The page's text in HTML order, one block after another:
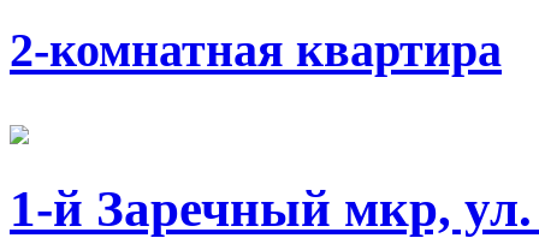
2-комнатная квартира
1-й Заречный мкр,